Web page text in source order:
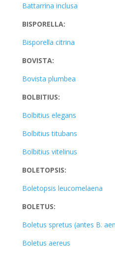
Battarrina inclusa
BISPORELLA:
Bisporella citrina
BOVISTA:
Bovista plumbea
BOLBITIUS:
Bolbitius elegans
Bolbitius titubans
Bolbitius vitelinus
BOLETOPSIS:
Boletopsis leucomelaena
BOLETUS:
Boletus spretus (antes B.
Boletus aereus